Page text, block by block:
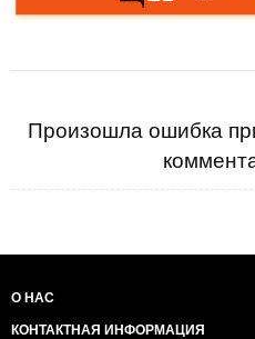
Произошла ошибка
О НАС
КОНТАКТНАЯ ИНФОРМАЦИЯ